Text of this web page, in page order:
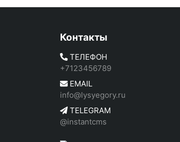
Контакты
ТЕЛЕФОН
+7123456789
EMAIL
info@lysyegory.ru
TELEGRAM
@instantcms